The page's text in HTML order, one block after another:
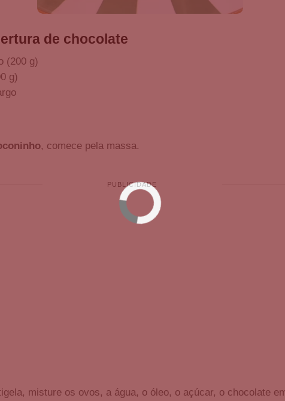
de chocolate
(200 g)
g)
, comece pela massa.
misture os ovos, a água, o óleo, o açúcar, o chocolate